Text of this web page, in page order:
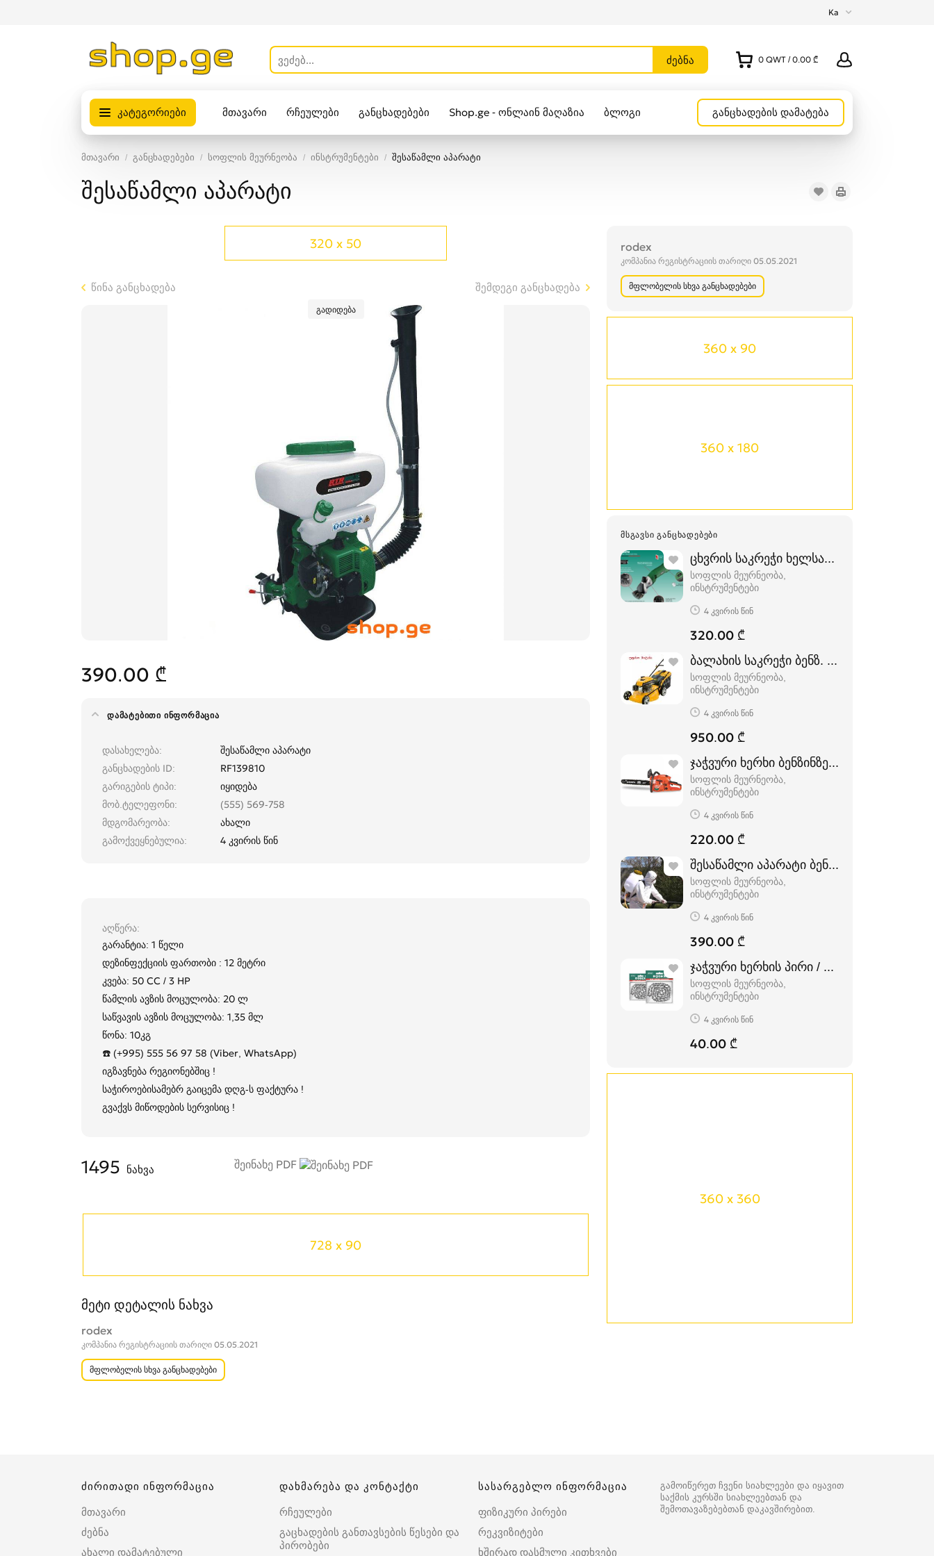
Ka
0 QWT / 0.00 ₾
კატეგორიები მთავარი რჩეულები განცხადებები Shop.ge - ონლაინ მაღაზია ბლოგი განცხადების დამატება
მთავარი განცხადებები სოფლის მეურნეობა ინსტრუმენტები შესაწამლი აპარატი
შესაწამლი აპარატი
rodex
კომპანია რეგისტრაციის თარიღი 05.05.2021
მფლობელის სხვა განცხადებები
360 x 90
360 x 180
ᲛᲡᲒᲐᲕᲡᲘ ᲒᲐᲜᲪᲮᲐᲓᲔᲑᲔᲑᲘ
ცხვრის საკრეჭი ხელსაწყო RODEX
სოფლის მეურნეობა,
ინსტრუმენტები
4 კვირის წინ
320.00 ₾
ბალახის საკრეჭი ბენზ. მომუშავე
სოფლის მეურნეობა,
ინსტრუმენტები
4 კვირის წინ
950.00 ₾
ჯაჭვური ხერხი ბენზინზე მომუშავე
სოფლის მეურნეობა,
ინსტრუმენტები
4 კვირის წინ
220.00 ₾
შესაწამლი აპარატი ბენზინზე მომუშავე
სოფლის მეურნეობა,
ინსტრუმენტები
4 კვირის წინ
390.00 ₾
ჯაჭვური ხერხის პირი / ჯაჭვი
სოფლის მეურნეობა,
ინსტრუმენტები
4 კვირის წინ
40.00 ₾
360 x 360
320 x 50
წინა განცხადება შემდეგი განცხადება
გადიდება
390.00 ₾
ᲓᲐᲛᲐᲢᲔᲑᲘᲗᲘ ᲘᲜᲤᲝᲠᲛᲐᲪᲘᲐ
დასახელება
შესაწამლი აპარატი
განცხადების ID
RF139810
გარიგების ტიპი
იყიდება
მობ.ტელეფონი
(555) 569-758
მდგომარეობა
ახალი
გამოქვეყნებულია
4 კვირის წინ
აღწერა
გარანტია: 1 წელი
დეზინფექციის ფართობი : 12 მეტრი
კვება: 50 CC / 3 HP
წამლის ავზის მოცულობა: 20 ლ
საწვავის ავზის მოცულობა: 1,35 მლ
წონა: 10კგ
☎️ (+995) 555 56 97 58 (Viber, WhatsApp)
იგზავნება რეგიონებშიც !
საჭიროებისამებრ გაიცემა დღგ-ს ფაქტურა !
გვაქვს მიწოდების სერვისიც !
შეინახე PDF
1495 ნახვა
728 x 90
მეტი დეტალის ნახვა
rodex
კომპანია რეგისტრაციის თარიღი 05.05.2021
მფლობელის სხვა განცხადებები
გამოიწერეთ ჩვენი სიახლეები და იყავით
საქმის კურსში სიახლეებთან და
შემოთავაზებებთან დაკავშირებით.
ძირითადი ინფორმაცია
მთავარი
ძებნა
ახალი დამატებული
დახმარება და კონტაქტი
რჩეულები
გაცხადების განთავსების წესები და
პირობები
სასარგებლო ინფორმაცია
ფიზიკური პირები
რეკვიზიტები
ხშირად დასმული კითხვები